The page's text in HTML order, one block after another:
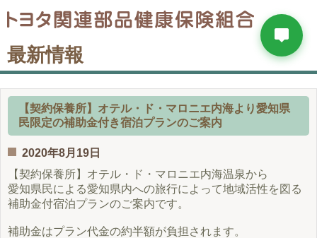
最新情報
【契約保養所】オテル・ド・マロニエ内海より愛知県
民限定の補助金付き宿泊プランのご案内
2020年8月19日
【契約保養所】オテル・ド・マロニエ内海温泉から
愛知県民による愛知県内への旅行によって地域活性を図る
補助金付宿泊プランのご案内です。
補助金はプラン代金の約半額が負担されます。